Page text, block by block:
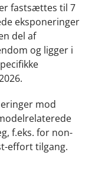
fastsættes til 7
eksponeringer
del af
og ligger i
mod
f.eks. for non-
effort tilgang.